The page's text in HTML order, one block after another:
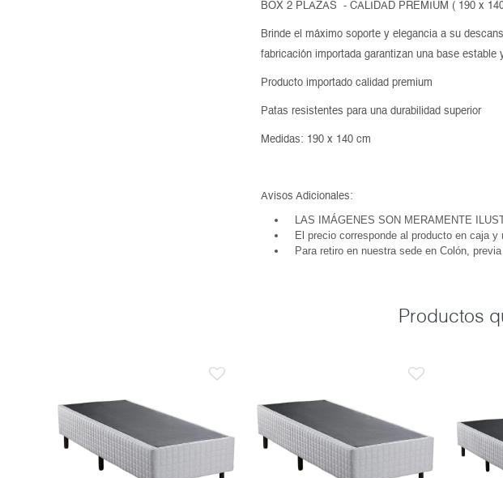
BOX 2 PLAZAS - CALIDAD PREMIUM ( 190 x
Brinde el máximo soporte y elegancia a su
fabricación importada garantizan una base estable
Producto importado calidad premium
Patas resistentes para una durabilidad superior
Medidas: 190 x 140 cm
Avisos Adicionales:
LAS IMÁGENES SON MERAMENTE
El precio corresponde al producto en caja y
Para retiro en nuestra sede en Colón,
Productos